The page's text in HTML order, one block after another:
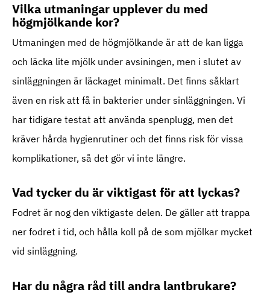
Vilka utmaningar upplever du med
högmjölkande kor?
Utmaningen med de högmjölkande är att de kan ligga
och läcka lite mjölk under avsiningen, men i slutet av
sinläggningen är läckaget minimalt. Det finns såklart
även en risk att få in bakterier under sinläggningen. Vi
har tidigare testat att använda spenplugg, men det
kräver hårda hygienrutiner och det finns risk för vissa
komplikationer, så det gör vi inte längre.
Vad tycker du är viktigast för att lyckas?
Fodret är nog den viktigaste delen. De gäller att trappa
ner fodret i tid, och hålla koll på de som mjölkar mycket
vid sinläggning.
Har du några råd till andra lantbrukare?